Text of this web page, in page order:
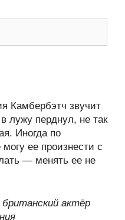
Камбербэтч звучит
лужу перднул, не так
Иногда по
ее произнести с
— менять ее не
актёр